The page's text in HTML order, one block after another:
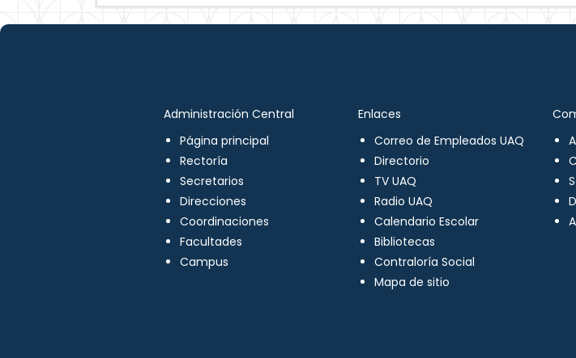
Administración Central
Página principal
Rectoría
Secretarios
Direcciones
Coordinaciones
Facultades
Campus
Enlaces
Correo de Empleados UAQ
Directorio
TV UAQ
Radio UAQ
Calendario Escolar
Bibliotecas
Contraloría Social
Mapa de sitio